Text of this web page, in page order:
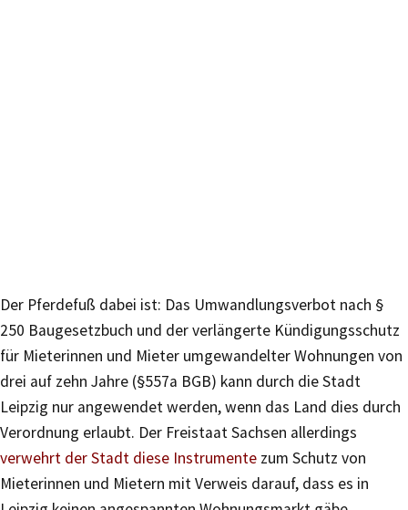
Der Pferdefuß dabei ist: Das Umwandlungsverbot nach §
250 Baugesetzbuch und der verlängerte Kündigungsschutz
für Mieterinnen und Mieter umgewandelter Wohnungen von
drei auf zehn Jahre (§557a BGB) kann durch die Stadt
Leipzig nur angewendet werden, wenn das Land dies durch
Verordnung erlaubt. Der Freistaat Sachsen allerdings
verwehrt der Stadt diese Instrumente zum Schutz von
Mieterinnen und Mietern mit Verweis darauf, dass es in